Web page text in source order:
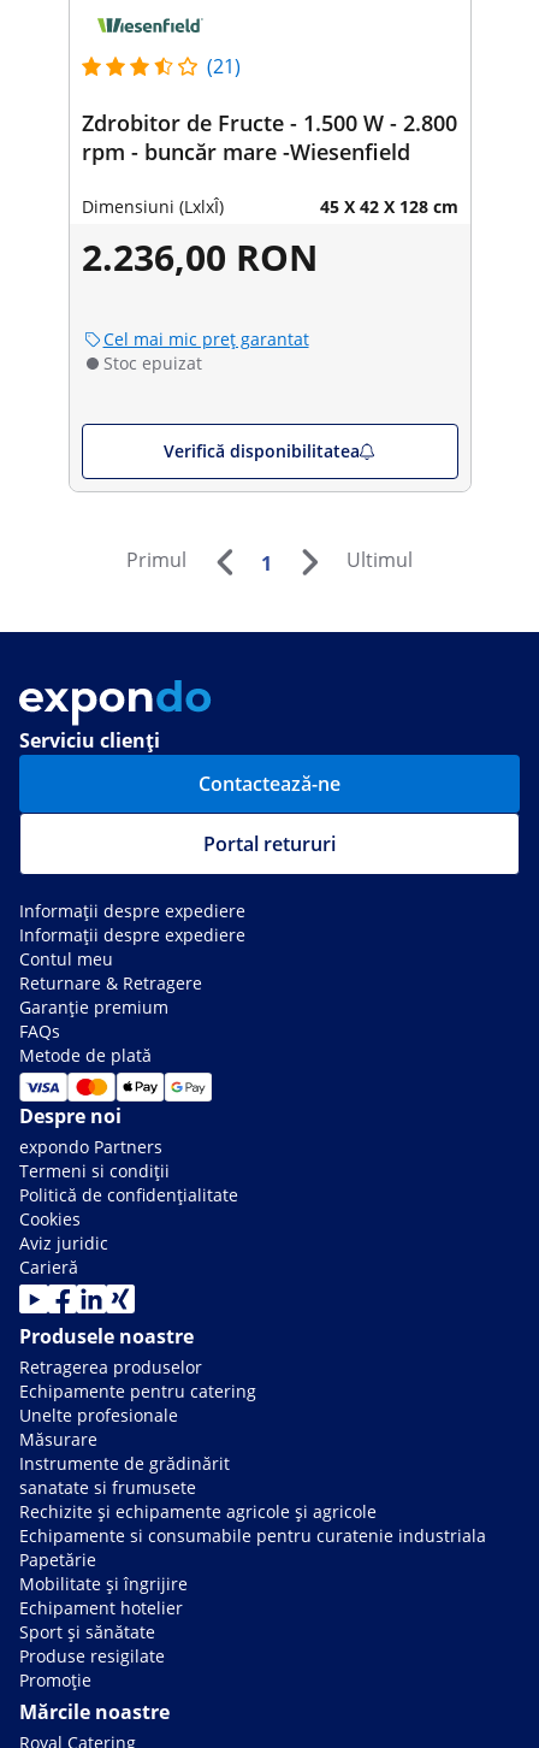
(21)
Zdrobitor de Fructe - 1.500 W - 2.800
rpm - buncăr mare -Wiesenfield
Dimensiuni (LxlxÎ) 45 X 42 X 128 cm
2.236,00 RON
Cel mai mic preț garantat
Stoc epuizat
Verifică disponibilitatea
Primul 1 Ultimul
Serviciu clienți
Contactează-ne
Portal retururi
Informații despre expediere
Informații despre expediere
Contul meu
Returnare & Retragere
Garanție premium
FAQs
Metode de plată
Despre noi
expondo Partners
Termeni si condiții
Politică de confidențialitate
Cookies
Aviz juridic
Carieră
Produsele noastre
Retragerea produselor
Echipamente pentru catering
Unelte profesionale
Măsurare
Instrumente de grădinărit
sanatate si frumusete
Rechizite și echipamente agricole și agricole
Echipamente si consumabile pentru curatenie industriala
Papetărie
Mobilitate și îngrijire
Echipament hotelier
Sport și sănătate
Produse resigilate
Promoție
Mărcile noastre
Royal Catering